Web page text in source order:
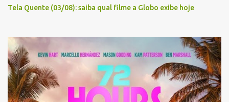
Tela Quente (03/08): saiba qual filme a Globo exibe hoje